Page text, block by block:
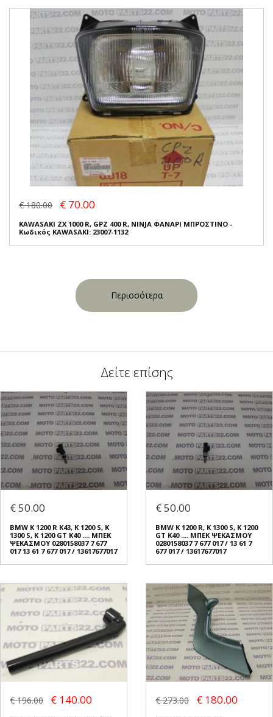
€ 180.00 € 70.00
KAWASAKI ZX 1000 R, GPZ 400 R, NINJA ΦΑΝΑΡΙ ΜΠΡΟΣΤΙΝΟ -
Κωδικός KAWASAKI: 23007-1132
Περισσότερα
Δείτε επίσης
€ 50.00
BMW K 1200 R K43, K 1200 S, K
1300 S, K 1200 GT K40 .... ΜΠΕΚ
ΨΕΚΑΣΜΟΥ 0280158037 7 677
017 13 61 7 677 017 / 13617677017
€ 50.00
BMW K 1200 R, K 1300 S, K 1200
GT K40 .... ΜΠΕΚ ΨΕΚΑΣΜΟΥ
0280158037 7 677 017 / 13 61 7
677 017 / 13617677017
€ 196.00 € 140.00 € 273.00 € 180.00